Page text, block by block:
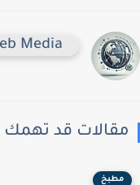
Web Media
قد تهمك
مطبخ